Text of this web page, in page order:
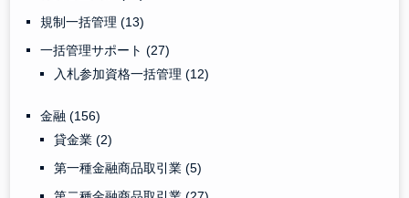
規制一括管理(13)
一括管理サポート(27)
入札参加資格一括管理(12)
金融(156)
貸金業(2)
第一種金融商品取引業(5)